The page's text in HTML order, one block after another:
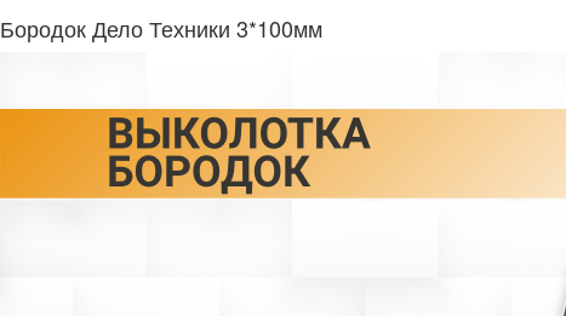
Бородок Дело Техники 3*100мм